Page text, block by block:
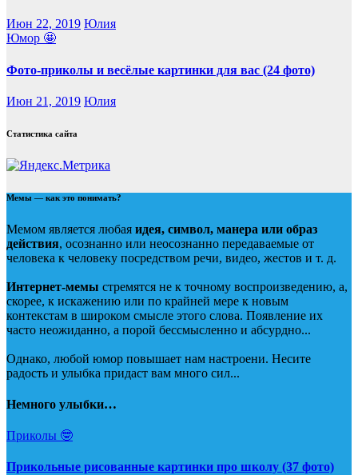
Июн 22, 2019 Юлия
Юмор 🤩
Фото-приколы и весёлые картинки для вас (24 фото)
Июн 21, 2019 Юлия
Статистика сайта
Мемы — как это понимать?
Мемом является любая идея, символ, манера или образ
действия, осознанно или неосознанно передаваемые от
человека к человеку посредством речи, видео, жестов и т. д.
Интернет-мемы стремятся не к точному воспроизведению, а,
скорее, к искажению или по крайней мере к новым
контекстам в широком смысле этого слова. Появление их
часто неожиданно, а порой бессмысленно и абсурдно...
Однако, любой юмор повышает нам настроени. Несите
радость и улыбка придаст вам много сил...
Немного улыбки…
Приколы 🤓
Прикольные рисованные картинки про школу (37 фото)